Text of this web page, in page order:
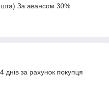
За авансом 30%
за рахунок покупця